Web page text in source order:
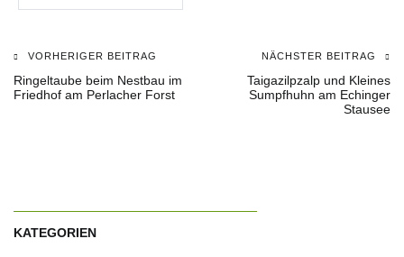
Beitragsnavigation
VORHERIGER BEITRAG
Ringeltaube beim Nestbau im
Friedhof am Perlacher Forst
NÄCHSTER BEITRAG
Taigazilpzalp und Kleines
Sumpfhuhn am Echinger
Stausee
KATEGORIEN